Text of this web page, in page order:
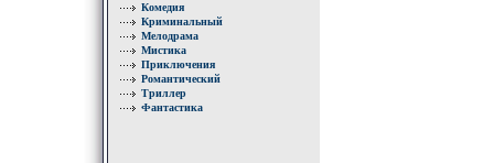
Комедия
Криминальный
Мелодрама
Мистика
Приключения
Романтический
Триллер
Фантастика